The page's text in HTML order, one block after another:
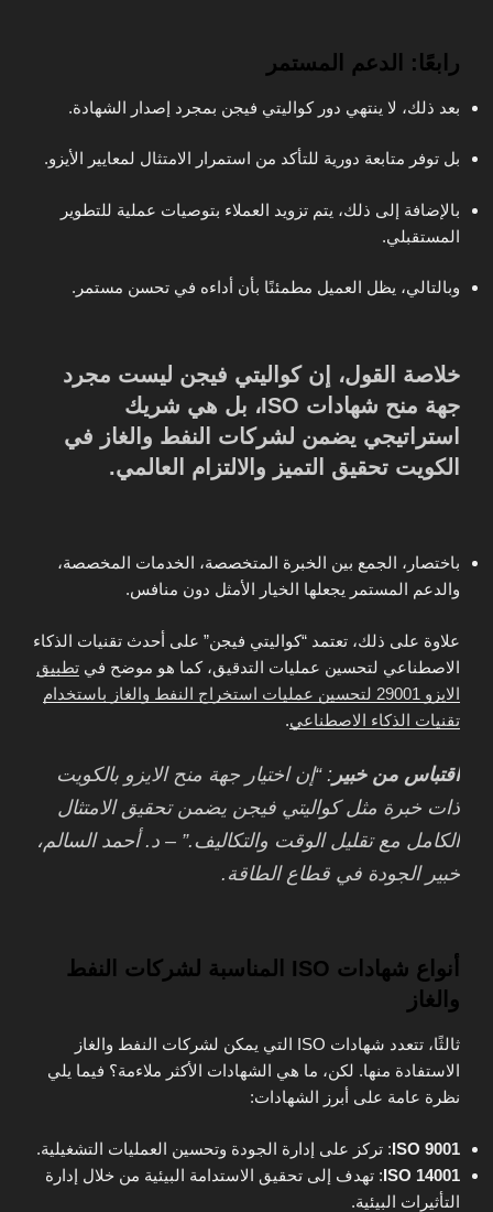
رابعًا: الدعم المستمر
بعد ذلك، لا ينتهي دور كواليتي فيجن بمجرد إصدار الشهادة.
بل توفر متابعة دورية للتأكد من استمرار الامتثال لمعايير الأيزو.
بالإضافة إلى ذلك، يتم تزويد العملاء بتوصيات عملية للتطوير
المستقبلي.
وبالتالي، يظل العميل مطمئنًا بأن أداءه في تحسن مستمر.
خلاصة القول، إنكواليتي فيجن ليست مجرد
جهة منح شهادات ISO، بل هي
شريك
استراتيجي يضمن لشركات النفط والغاز في
الكويت تحقيق التميز والالتزام العالمي.
باختصار، الجمع بين الخبرة المتخصصة، الخدمات المخصصة،
والدعم المستمر يجعلها الخيار الأمثل دون منافس.
علاوة على ذلك، تعتمد “كواليتي فيجن” على أحدث تقنيات الذكاء
الاصطناعي لتحسين عمليات التدقيق، كما هو موضح في تطبيق
الايزو 29001 لتحسين عمليات استخراج النفط والغاز باستخدام
تقنيات الذكاء الاصطناعي.
اقتباس من خبير : “إن اختيار جهة منح الايزو بالكويت
ذات خبرة مثل كواليتي فيجن يضمن تحقيق الامتثال
الكامل مع تقليل الوقت والتكاليف.” – د. أحمد السالم،
خبير الجودة في قطاع الطاقة.
أنواع شهادات ISO المناسبة لشركات النفط
والغاز
ثالثًا، تتعدد شهادات ISO التي يمكن لشركات النفط والغاز
الاستفادة منها. لكن، ما هي الشهادات الأكثر ملاءمة؟ فيما يلي
نظرة عامة على أبرز الشهادات:
ISO 9001: تركز على إدارة الجودة وتحسين العمليات التشغيلية.
ISO 14001: تهدف إلى تحقيق الاستدامة البيئية من خلال إدارة
التأثيرات البيئية.